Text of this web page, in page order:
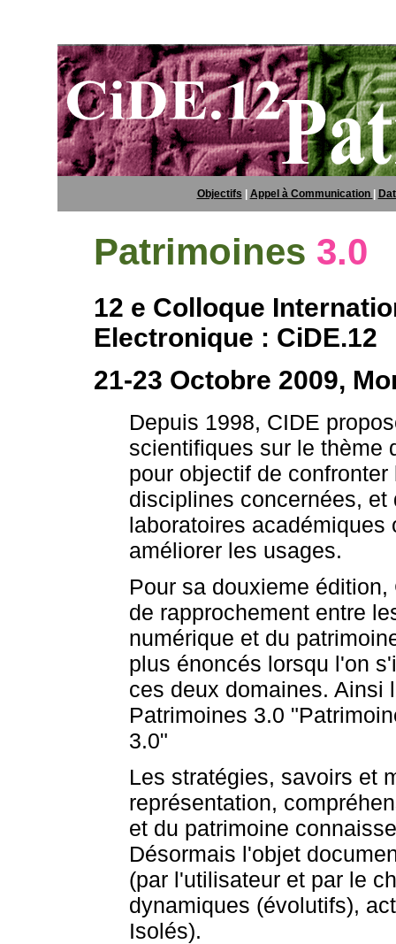
Objectifs Appel à Communication
Patrimoines 3.0
12 e Colloque
Electronique : CiDE.12
21-23 Octobre 2009,
Depuis 1998, CIDE
scientifiques sur le thème
pour objectif de
disciplines concernées,
laboratoires
améliorer les usages.
Pour sa douxieme
de rapprochement entre
numérique et du
plus énoncés lorsqu l'on
ces deux domaines. Ainsi
Patrimoines 3.0
3.0"
Les stratégies, savoirs et
représentation,
et du patrimoine
Désormais l'objet
(par l'utilisateur et par le
dynamiques (évolutifs),
Isolés).